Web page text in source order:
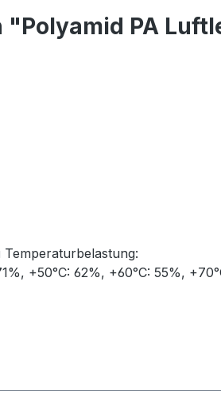
PA
+50°C: 62%, +60°C: 55%,